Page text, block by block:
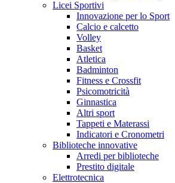
Licei Sportivi
Innovazione per lo Sport
Calcio e calcetto
Volley
Basket
Atletica
Badminton
Fitness e Crossfit
Psicomotricità
Ginnastica
Altri sport
Tappeti e Materassi
Indicatori e Cronometri
Biblioteche innovative
Arredi per biblioteche
Prestito digitale
Elettrotecnica